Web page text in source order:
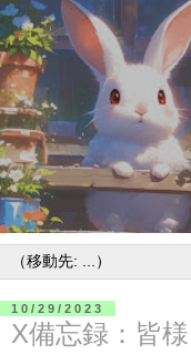
10/29/2023
X備忘録：皆